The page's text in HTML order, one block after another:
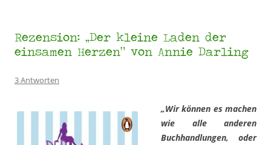
Rezension: „Der kleine Laden der
einsamen Herzen“ von Annie Darling
3 Antworten
„Wir können es machen
wie alle anderen
Buchhandlungen, oder